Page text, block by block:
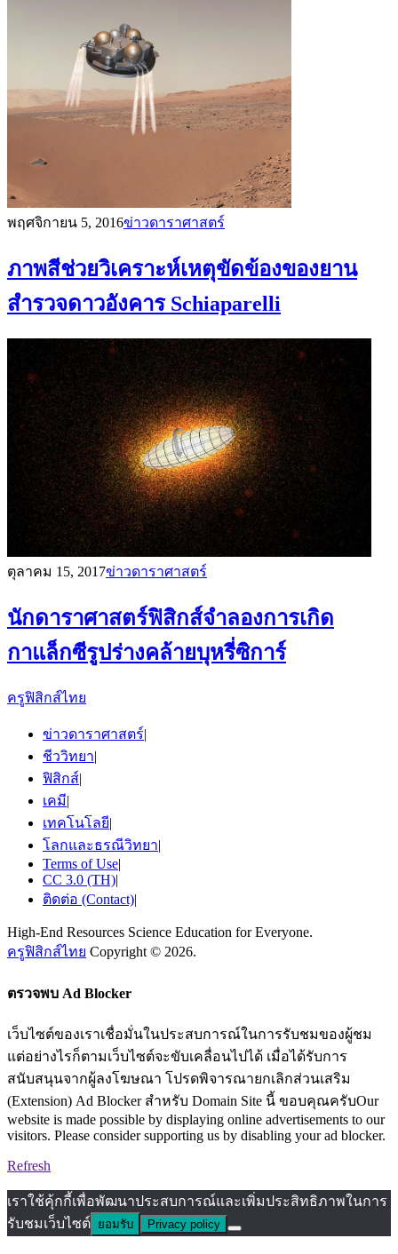
พฤศจิกายน 5, 2016ข่าวดาราศาสตร์
ภาพสีช่วยวิเคราะห์เหตุขัดข้องของยาน
สำรวจดาวอังคาร Schiaparelli
ตุลาคม 15, 2017ข่าวดาราศาสตร์
นักดาราศาสตร์ฟิสิกส์จำลองการเกิด
กาแล็กซีรูปร่างคล้ายบุหรี่ซิการ์
ครูฟิสิกส์ไทย
ข่าวดาราศาสตร์
ชีววิทยา
ฟิสิกส์
เคมี
เทคโนโลยี
โลกและธรณีวิทยา
Terms of Use
CC 3.0 (TH)
ติดต่อ (Contact)
High-End Resources Science Education for Everyone.
ครูฟิสิกส์ไทย Copyright © 2026.
ตรวจพบ Ad Blocker
เว็บไซต์ของเราเชื่อมั่นในประสบการณ์ในการรับชมของผู้ชม
แต่อย่างไรก็ตามเว็บไซต์จะขับเคลื่อนไปได้ เมื่อได้รับการ
สนับสนุนจากผู้ลงโฆษณา โปรดพิจารณายกเลิกส่วนเสริม
(Extension) Ad Blocker สำหรับ Domain Site นี้ ขอบคุณครับOur
website is made possible by displaying online advertisements to our
visitors. Please consider supporting us by disabling your ad blocker.
Refresh
เราใช้คุ้กกี้เพื่อพัฒนาประสบการณ์และเพิ่มประสิทธิภาพในการ
รับชมเว็บไซต์ ยอมรับ Privacy policy